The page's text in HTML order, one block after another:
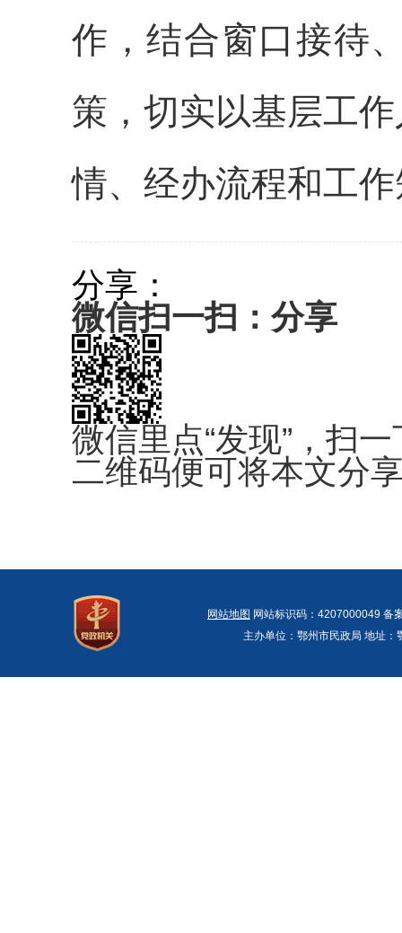
作，结合窗口接待
策，切实以基层工
情、经办流程和工
分享：
微信扫一扫：分享
微信里点“发现”，扫一
二维码便可将本文分
网站地图 网站标识码：4207000049
主办单位：鄂州市民政局 地址